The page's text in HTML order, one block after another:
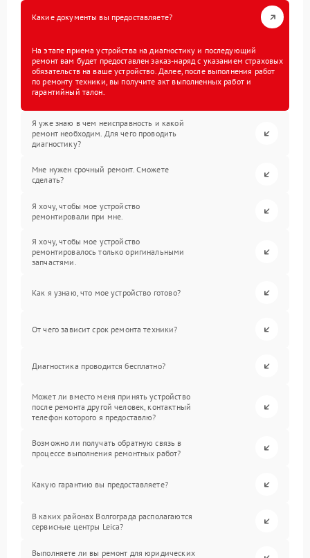
Какие документы вы предоставляете?
На этапе приема устройства на диагностику и последующий
ремонт вам будет предоставлен заказ-наряд с указанием страховых
обязательств на ваше устройство. Далее, после выполнения работ
по ремонту техники, вы получите акт выполненных работ и
гарантийный талон.
Я уже знаю в чем неисправность и какой
ремонт необходим. Для чего проводить
диагностику?
Мне нужен срочный ремонт. Сможете
сделать?
Я хочу, чтобы мое устройство
ремонтировали при мне.
Я хочу, чтобы мое устройство
ремонтировалось только оригинальными
запчастями.
Как я узнаю, что мое устройство готово?
От чего зависит срок ремонта техники?
Диагностика проводится бесплатно?
Может ли вместо меня принять устройство
после ремонта другой человек, контактный
телефон которого я предоставлю?
Возможно ли получать обратную связь в
процессе выполнения ремонтных работ?
Какую гарантию вы предоставляете?
В каких районах Волгограда располагаются
сервисные центры Leica?
Выполняете ли вы ремонт для юридических